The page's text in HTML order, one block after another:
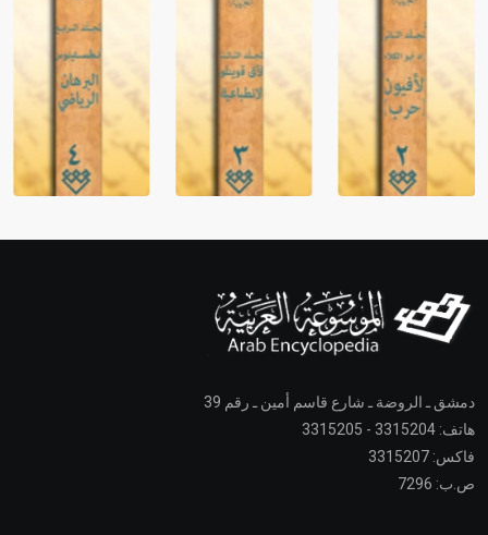
دمشق ـ الروضة ـ شارع قاسم أمين ـ رقم 39
هاتف: 3315204 - 3315205
فاكس: 3315207
ص.ب: 7296